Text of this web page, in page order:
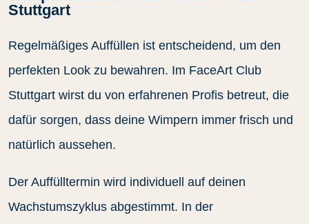
Stuttgart
Regelmäßiges Auffüllen ist entscheidend, um den
perfekten Look zu bewahren. Im FaceArt Club
Stuttgart wirst du von erfahrenen Profis betreut, die
dafür sorgen, dass deine Wimpern immer frisch und
natürlich aussehen.
Der Auffülltermin wird individuell auf deinen
Wachstumszyklus abgestimmt. In der